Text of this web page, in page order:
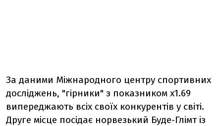
За даними Міжнародного центру спортивних
досліджень, "гірники" з показником х1.69
випереджають всіх своїх конкурентів у світі.
Друге місце посідає норвезький Буде-Глімт із